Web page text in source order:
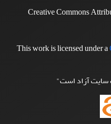
Creative Commons
This work is licensed under a
آزاد است"